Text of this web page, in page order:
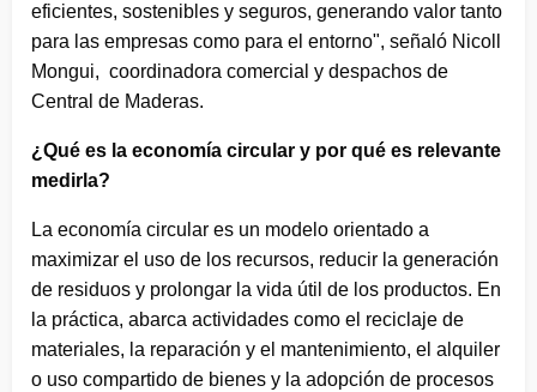
eficientes, sostenibles y seguros, generando valor tanto
para las empresas como para el entorno", señaló Nicoll
Mongui, coordinadora comercial y despachos de
Central de Maderas.
¿Qué es la economía circular y por qué es relevante
medirla?
La economía circular es un modelo orientado a
maximizar el uso de los recursos, reducir la generación
de residuos y prolongar la vida útil de los productos. En
la práctica, abarca actividades como el reciclaje de
materiales, la reparación y el mantenimiento, el alquiler
o uso compartido de bienes y la adopción de procesos